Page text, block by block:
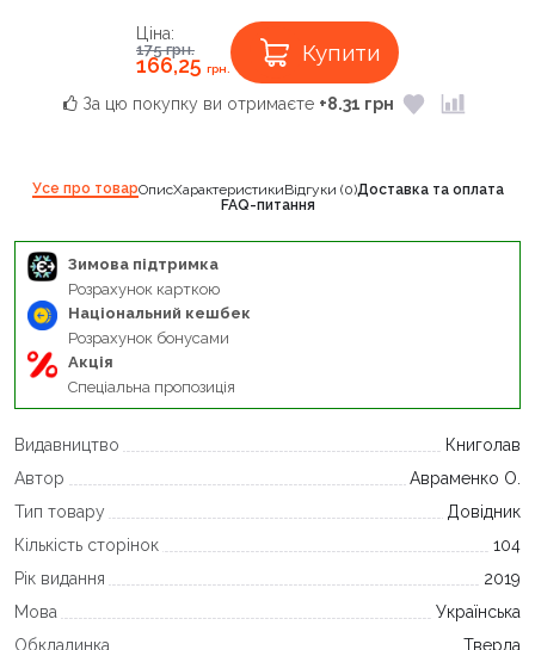
Ціна:
175грн.
166,25 грн.
Купити
За цю покупку ви отримаєте +8.31 грн
Усе про товарОписХарактеристикиВідгуки (0)Доставка та оплата
FAQ-питання
Зимова підтримка
Розрахунок карткою
Національний кешбек
Розрахунок бонусами
Акція
Спеціальна пропозиція
Видавництво
Книголав
Автор
Авраменко О.
Тип товару
Довідник
Кількість сторінок
104
Рік видання
2019
Мова
Українська
Обкладинка
Тверда